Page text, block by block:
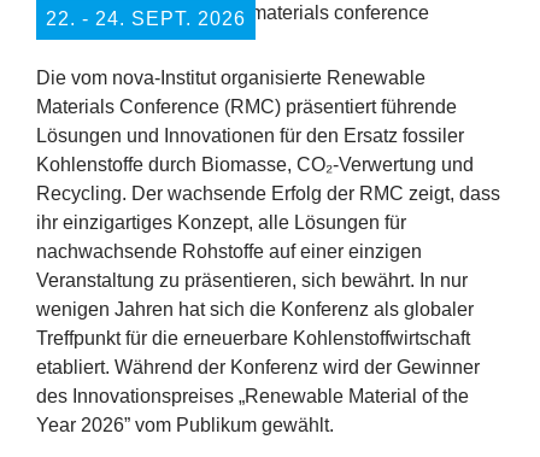
Erfolge
Fördermöglichkeiten
Presse
Aktuelles
22. ‐ 24. SEPT. 2026
Die vom nova-Institut organisierte Renewable
Materials Conference (RMC) präsentiert führende
Lösungen und Innovationen für den Ersatz fossiler
Kohlenstoffe durch Biomasse, CO₂-Verwertung und
Recycling. Der wachsende Erfolg der RMC zeigt, dass
ihr einzigartiges Konzept, alle Lösungen für
nachwachsende Rohstoffe auf einer einzigen
Veranstaltung zu präsentieren, sich bewährt. In nur
wenigen Jahren hat sich die Konferenz als globaler
Treffpunkt für die erneuerbare Kohlenstoffwirtschaft
etabliert. Während der Konferenz wird der Gewinner
des Innovationspreises „Renewable Material of the
Year 2026” vom Publikum gewählt.